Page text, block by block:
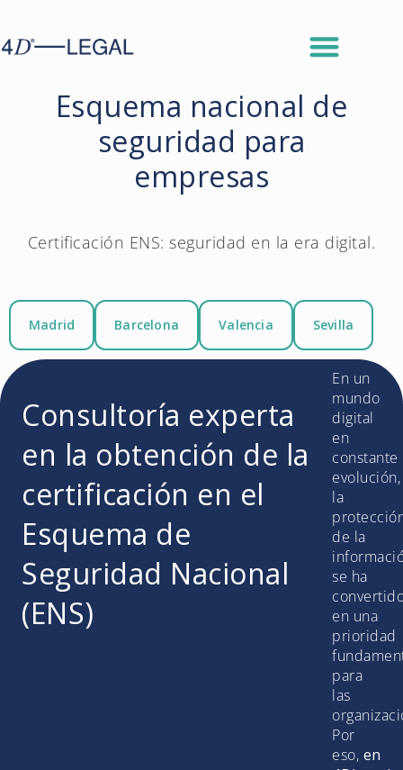
Esquema nacional de
seguridad para
empresas
Certificación ENS: seguridad en la era digital.
Madrid Barcelona Valencia Sevilla
Consultoría experta
en la obtención de la
certificación en el
Esquema de
Seguridad Nacional
(ENS)
En un
mundo
digital
en
constante
evolución,
la
de la
se ha
en una
prioridad
para
las
Por
eso, en